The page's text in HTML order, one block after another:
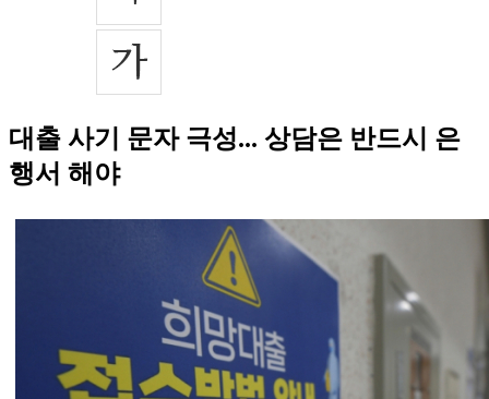
대출 사기 문자 극성... 상담은 반드시 은
행서 해야